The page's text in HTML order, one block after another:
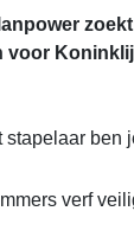
ben
verf